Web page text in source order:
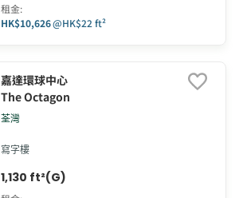
租金:
HK$10,626@HK$22 ft²
嘉達環球中心
The Octagon
荃灣
寫字樓
1,130 ft²(G)